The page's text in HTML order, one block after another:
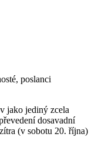
poslanci
jako jediný zcela
dosavadní
(v sobotu 20. října)